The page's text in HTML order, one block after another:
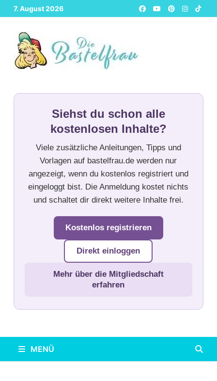
Zurück
zum
Inhalt
7. August 2026
Siehst du schon alle
kostenlosen Inhalte?
Viele zusätzliche Anleitungen, Tipps und
Vorlagen auf bastelfrau.de werden nur
angezeigt, wenn du kostenlos registriert und
eingeloggt bist. Die Anmeldung kostet nichts
und schaltet dir direkt weitere Inhalte frei.
Kostenlos registrieren
Direkt einloggen
Mehr über die Mitgliedschaft
erfahren
MENÜ